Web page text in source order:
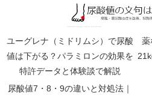
ユーグレナ（ミドリムシ）で尿酸
値は下がる？パラミロンの効果を
特許データと体験談で解説
尿酸値7・8・9の違いと対処法｜